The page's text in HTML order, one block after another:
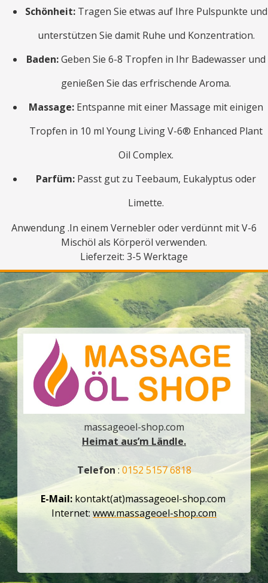
Schönheit:Tragen Sie etwas auf Ihre Pulspunkte und
unterstützen Sie damit Ruhe und Konzentration.
Baden:Geben Sie 6-8 Tropfen in Ihr Badewasser und
genießen Sie das erfrischende Aroma.
Massage: Entspanne mit einer Massage mit einigen
Tropfen in 10 ml Young Living V-6® Enhanced Plant
Oil Complex.
Parfüm: Passt gut zu Teebaum, Eukalyptus oder
Limette.
Anwendung .In einem Vernebler oder verdünnt mit V-6
Mischöl als Körperöl verwenden.
Lieferzeit: 3-5 Werktage
massageoel-shop.com
Heimat aus’m Ländle.
Telefon: 0152 5157 6818
E-Mail: kontakt(at)massageoel-shop.com
Internet: www.massageoel-shop.com